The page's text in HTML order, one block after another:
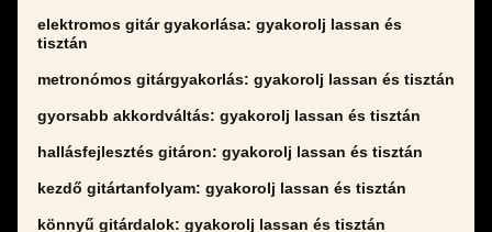
elektromos gitár gyakorlása: gyakorolj lassan és
tisztán
metronómos gitárgyakorlás: gyakorolj lassan és tisztán
gyorsabb akkordváltás: gyakorolj lassan és tisztán
hallásfejlesztés gitáron: gyakorolj lassan és tisztán
kezdő gitártanfolyam: gyakorolj lassan és tisztán
könnyű gitárdalok: gyakorolj lassan és tisztán